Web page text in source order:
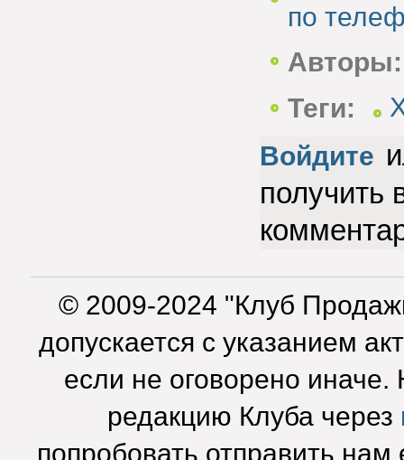
по
Авторы:
Теги:
Войдите
получить
© 2009-2024 "Клуб
допускается с указанием
если не оговорено
редакцию Клуба через
попробовать отправить нам